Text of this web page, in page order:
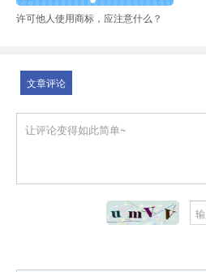
许可他人使用商标，应注意什么？
文章评论